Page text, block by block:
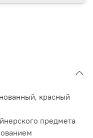
красный
предмета